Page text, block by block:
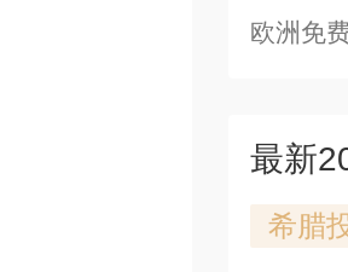
欧洲免
最新
希腊